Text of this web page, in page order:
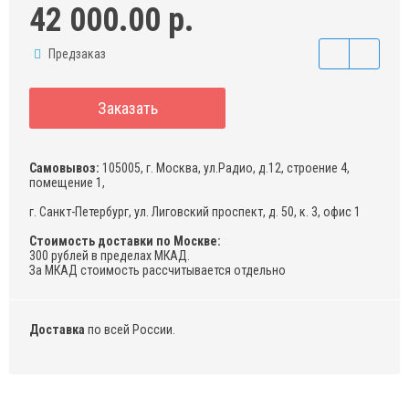
42 000.00 р.
Предзаказ
Заказать
Самовывоз: 105005, г. Москва, ул.Радио, д.12, строение 4,
помещение 1,
г. Санкт-Петербург, ул. Лиговский проспект, д. 50, к. 3, офис 1
Стоимость доставки по Москве:
300 рублей в пределах МКАД.
За МКАД стоимость рассчитывается отдельно
Доставка по всей России.